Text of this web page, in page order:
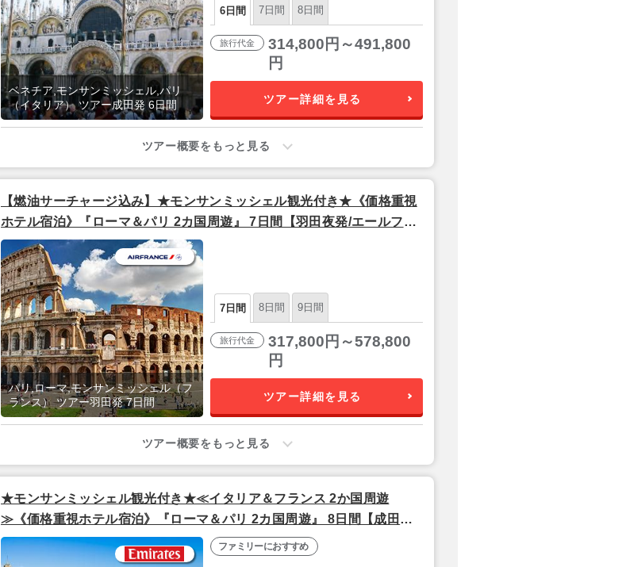
ベネチア,モンサンミッシェル,パリ
（イタリア） ツアー成田発 6日間
6日間 7日間 8日間
旅行代金
314,800円～491,800
円
ツアー詳細を見る
ツアー概要をもっと見る
【燃油サーチャージ込み】★モンサンミッシェル観光付き★《価格重視
ホテル宿泊》『ローマ＆パリ 2カ国周遊』 7日間【羽田夜発/エールフラ
ンス利用】
パリ,ローマ,モンサンミッシェル（フ
ランス） ツアー羽田発 7日間
7日間 8日間 9日間
旅行代金
317,800円～578,800
円
ツアー詳細を見る
ツアー概要をもっと見る
★モンサンミッシェル観光付き★≪イタリア＆フランス 2か国周遊
≫《価格重視ホテル宿泊》『ローマ＆パリ 2カ国周遊』 8日間【成田夜
発/エミレーツ航空利用】
ファミリーにおすすめ